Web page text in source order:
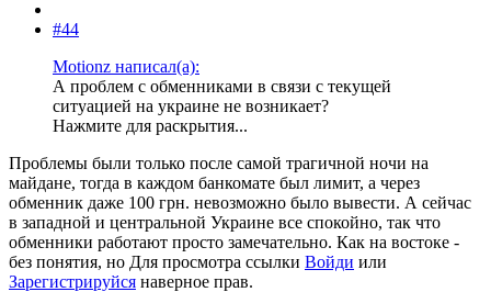
#44
Motionz написал(а):
А проблем с обменниками в связи с текущей
ситуацией на украине не возникает?
Нажмите для раскрытия...
Проблемы были только после самой трагичной ночи на
майдане, тогда в каждом банкомате был лимит, а через
обменник даже 100 грн. невозможно было вывести. А сейчас
в западной и центральной Украине все спокойно, так что
обменники работают просто замечательно. Как на востоке -
без понятия, но Для просмотра ссылки Войди или
Зарегистрируйся наверное прав.